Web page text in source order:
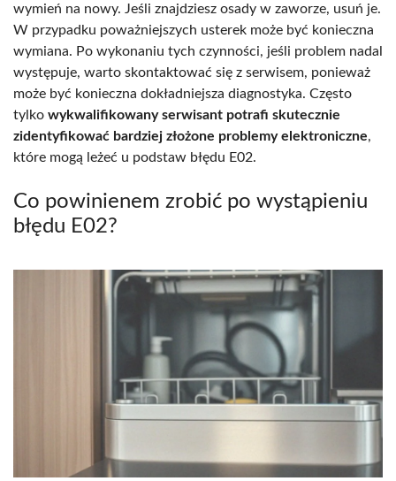
wymień na nowy. Jeśli znajdziesz osady w zaworze, usuń je.
W przypadku poważniejszych usterek może być konieczna
wymiana. Po wykonaniu tych czynności, jeśli problem nadal
występuje, warto skontaktować się z serwisem, ponieważ
może być konieczna dokładniejsza diagnostyka. Często
tylko wykwalifikowany serwisant potrafi skutecznie
zidentyfikować bardziej złożone problemy elektroniczne,
które mogą leżeć u podstaw błędu E02.
Co powinienem zrobić po wystąpieniu
błędu E02?